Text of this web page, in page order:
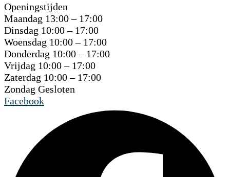
Openingstijden
Maandag 13:00 – 17:00
Dinsdag 10:00 – 17:00
Woensdag 10:00 – 17:00
Donderdag 10:00 – 17:00
Vrijdag 10:00 – 17:00
Zaterdag 10:00 – 17:00
Zondag Gesloten
Facebook